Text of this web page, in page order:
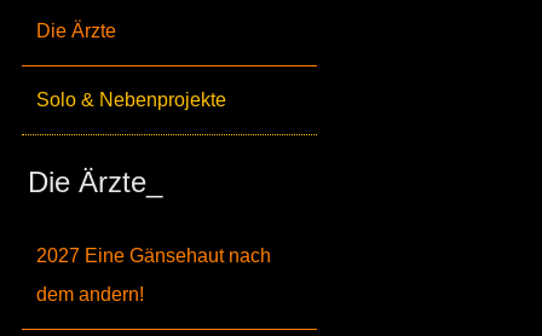
Die Ärzte
Solo & Nebenprojekte
Die Ärzte_
2027 Eine Gänsehaut nach
dem andern!